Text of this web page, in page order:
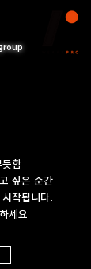
듯함
싶은 순간
작됩니다.
세요